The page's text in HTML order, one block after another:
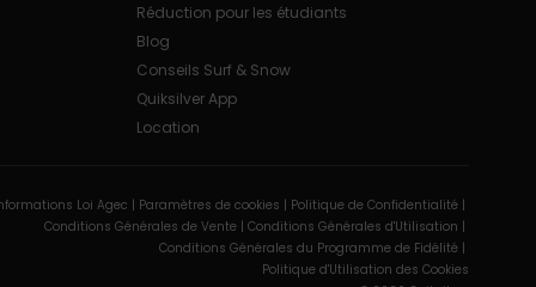
Réduction pour les étudiants
Blog
Conseils Surf & Snow
Quiksilver App
Location
Loi Agec | Paramètres de cookies | Politique de Confidentialité |
Conditions Générales de Vente | Conditions Générales d'Utilisation |
Conditions Générales du Programme de Fidélité |
Politique d'Utilisation des Cookies